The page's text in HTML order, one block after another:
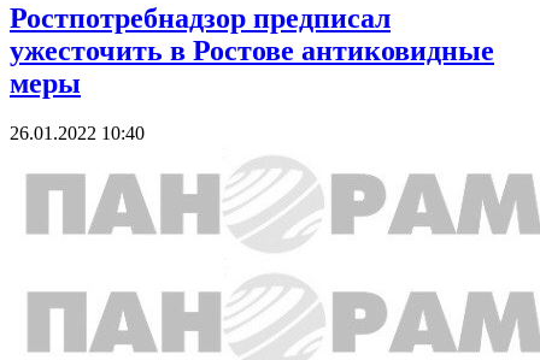
Ростпотребнадзор предписал
ужесточить в Ростове антиковидные
меры
26.01.2022 10:40